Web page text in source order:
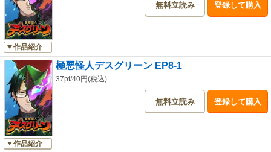
作品紹介
無料立読み 登録して購入
作品紹介
極悪怪人デスグリーン EP8-1
37pt/40円(税込)
無料立読み 登録して購入